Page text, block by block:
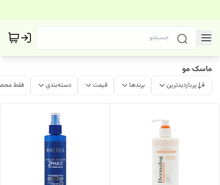
ماسک مو
پربازدیدترین برندها قیمت دسته‌بندی فقط